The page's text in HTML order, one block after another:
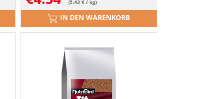
(5.43 € / kg)
IN DEN WARENKORB